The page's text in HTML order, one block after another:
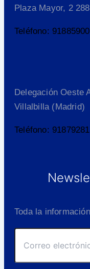
Plaza Mayor, 2
Teléfono:
Delegación Oeste
Villalbilla (Madrid)
Teléfono:
Toda la